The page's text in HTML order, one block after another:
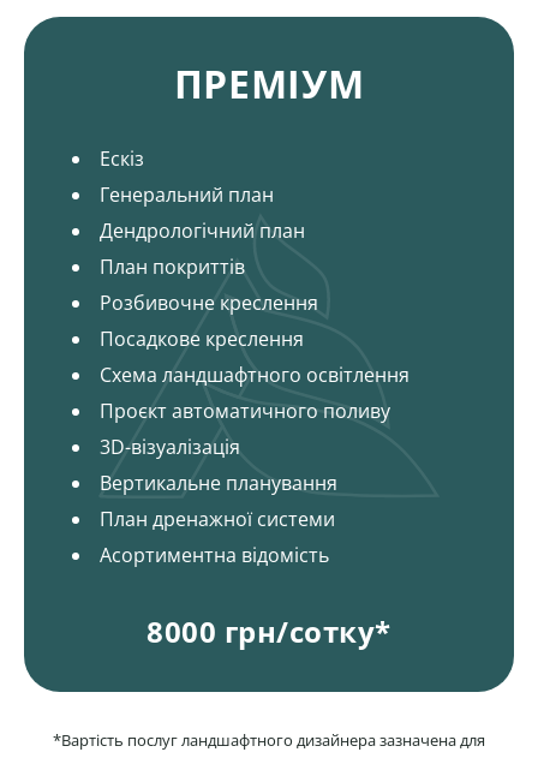
ПРЕМІУМ
Ескіз
Генеральний план
Дендрологічний план
План покриттів
Розбивочне креслення
Посадкове креслення
Схема ландшафтного освітлення
Проєкт автоматичного поливу
3D-візуалізація
Вертикальне планування
План дренажної системи
Асортиментна відомість
8000 грн/сотку*
Пакети і ціни на ландшафтний дизайн
*Вартість послуг ландшафтного дизайнера зазначена для